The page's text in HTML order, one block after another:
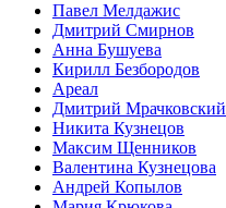
Павел Мелдажис
Дмитрий Смирнов
Анна Бушуева
Кирилл Безбородов
Ареал
Дмитрий Мрачковский
Никита Кузнецов
Максим Щенников
Валентина Кузнецова
Андрей Копылов